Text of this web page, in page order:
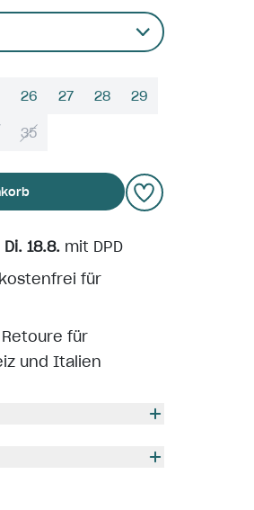
26 27 28 29
35
18.8.mit DPD
für
für
und Italien